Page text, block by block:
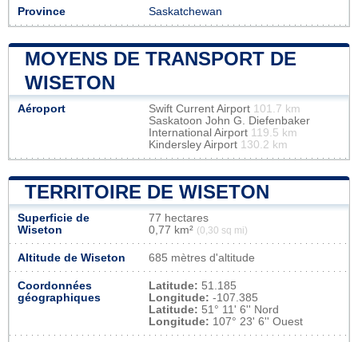
Province Saskatchewan
MOYENS DE TRANSPORT DE
WISETON
Aéroport Swift Current Airport 101.7 km
Saskatoon John G. Diefenbaker
International Airport 119.5 km
Kindersley Airport 130.2 km
TERRITOIRE DE WISETON
Superficie de
Wiseton
77 hectares
0,77 km² (0,30 sq mi)
Altitude de Wiseton 685 mètres d'altitude
Coordonnées
géographiques
Latitude: 51.185
Longitude: -107.385
Latitude: 51° 11' 6'' Nord
Longitude: 107° 23' 6'' Ouest